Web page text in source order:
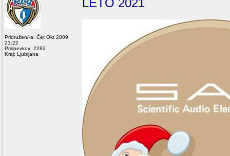
Pridružen/-a: Čet Okt 2009
21:22
Prispevkov: 2282
Kraj: Ljubljana
LETO 2021